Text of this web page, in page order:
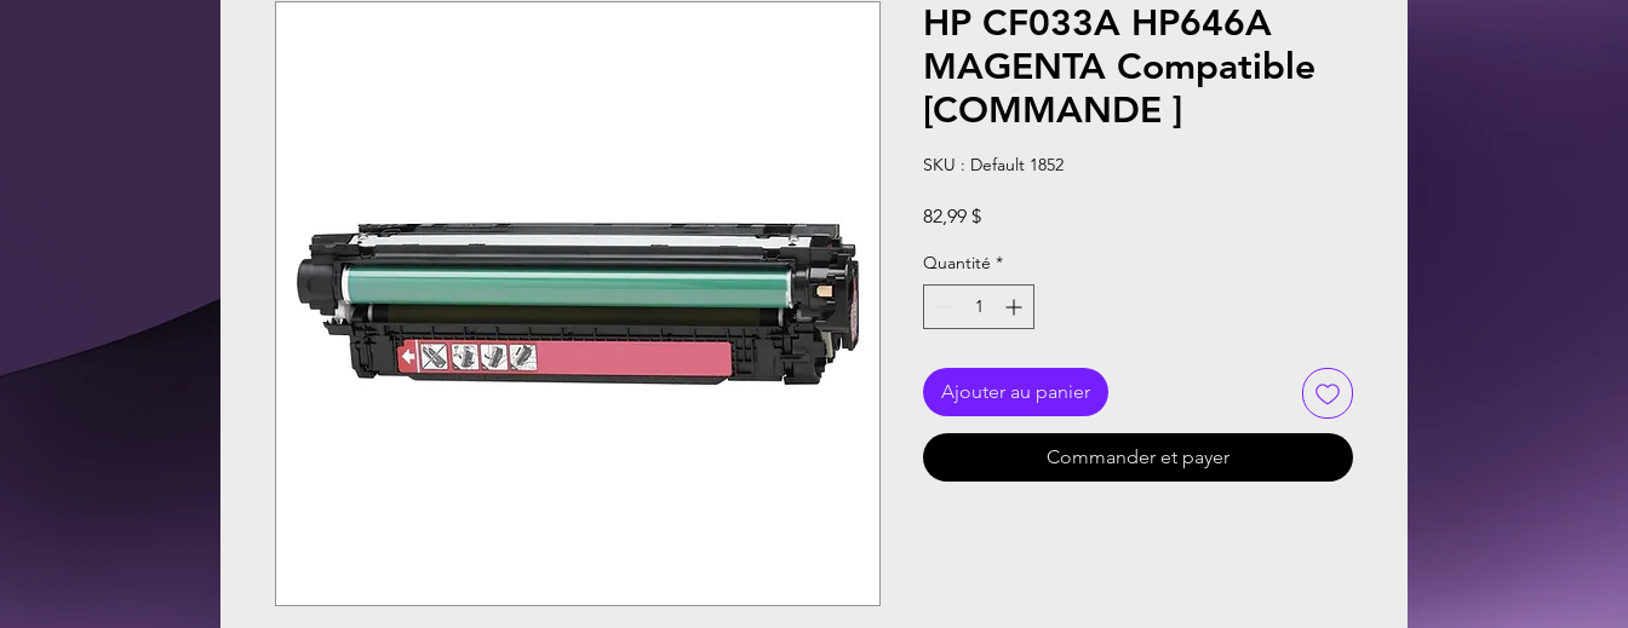
HP CF033A HP646A
MAGENTA Compatible
[COMMANDE ]
SKU : Default 1852
82,99 $Prix
Quantité *
Ajouter au panier
Commander et payer